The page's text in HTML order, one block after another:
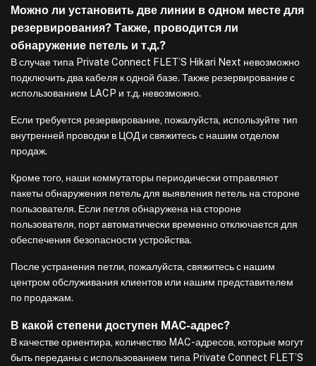
Можно ли установить две линии в одном месте для
резервирования? Также, проводится ли
обнаружение петель и т.д.?
В случае типа Private Connect FLET’S Hikari Next невозможно
подключить два кабеля к одной базе. Также резервирование с
использованием LACP и т.д. невозможно.
Если требуется резервирование, пожалуйста, используйте тип
внутренней проводки в ЦОД и свяжитесь с нашим отделом
продаж.
Кроме того, наши коммутаторы периодически отправляют
пакеты обнаружения петель для выявления петель на стороне
пользователя. Если петля обнаружена на стороне
пользователя, порт автоматически временно отключается для
обеспечения безопасности устройства.
После устранения петли, пожалуйста, свяжитесь с нашим
центром обслуживания клиентов или нашим представителем
по продажам.
В какой степени доступен MAC-адрес?
В качестве ориентира, количество MAC-адресов, которые могут
быть переданы с использованием типа Private Connect FLET’S